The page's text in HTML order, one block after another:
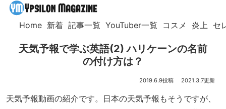
Home 新着 記事一覧 YouTuber一覧 コスメ 炎上 セ
天気予報で学ぶ英語(2) ハリケーンの名前
の付け方は？
2019.6.9 2021.3.7
天気予報動画の紹介です。日本の天気予報もそうですが、